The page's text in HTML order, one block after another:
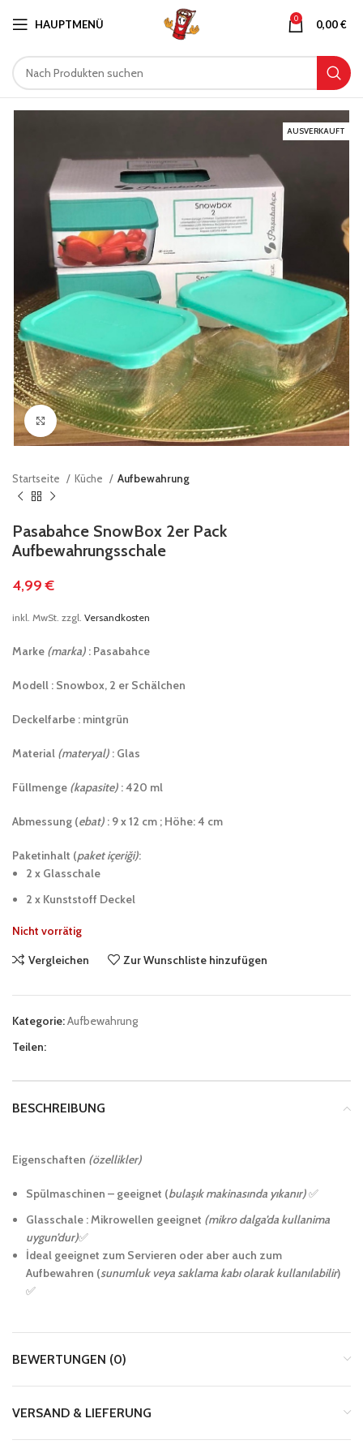
HAUPTMENÜ 0 0,00€
AUSVERKAUFT
klicken um zu vergrößern
Startseite Küche Aufbewahrung
Pasabahce SnowBox 2er Pack
Aufbewahrungsschale
4,99€
inkl. MwSt. zzgl. Versandkosten
Marke (marka) : Pasabahce
Modell : Snowbox, 2 er Schälchen
Deckelfarbe : mintgrün
Material (materyal) : Glas
Füllmenge (kapasite) : 420 ml
Abmessung (ebat) : 9 x 12 cm ; Höhe: 4 cm
Paketinhalt (paket içeriği):
2 x Glasschale
2 x Kunststoff Deckel
Nicht vorrätig
Vergleichen
Zur Wunschliste hinzufügen
Kategorie:Aufbewahrung
Teilen:
BESCHREIBUNG
Eigenschaften (özellikler)
Spülmaschinen – geeignet (bulaşık makinasında yıkanır)✅
Glasschale : Mikrowellen geeignet (mikro dalga’da kullanima
uygun’dur)✅
İdeal geeignet zum Servieren oder aber auch zum
Aufbewahren (sunumluk veya saklama kabı olarak kullanılabilir)
✅
BEWERTUNGEN (0)
VERSAND & LIEFERUNG